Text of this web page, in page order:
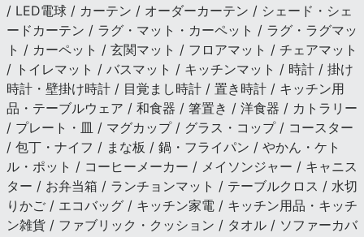
/ LED電球 / カーテン / オーダーカーテン / シェード・シェ
ードカーテン / ラグ・マット・カーペット / ラグ・ラグマッ
ト / カーペット / 玄関マット / フロアマット / チェアマット
/ トイレマット / バスマット / キッチンマット / 時計 / 掛け
時計・壁掛け時計 / 目覚まし時計 / 置き時計 / キッチン用
品・テーブルウェア / 和食器 / 箸置き / 洋食器 / カトラリー
/ プレート・皿 / マグカップ / グラス・コップ / コースター
/ 包丁・ナイフ / まな板 / 鍋・フライパン / やかん・ケト
ル・ポット / コーヒーメーカー / メイソンジャー / キャニス
ター / お弁当箱 / ランチョンマット / テーブルクロス / 水切
りかご / エコバッグ / キッチン家電 / キッチン用品・キッチ
ン雑貨 / ファブリック・クッション / タオル / ソファーカバ